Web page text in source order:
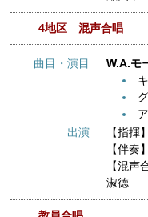
4地区 混声合唱
曲目・演目
W.A.
出演
【指揮】
【伴奏】
【混声
淑徳